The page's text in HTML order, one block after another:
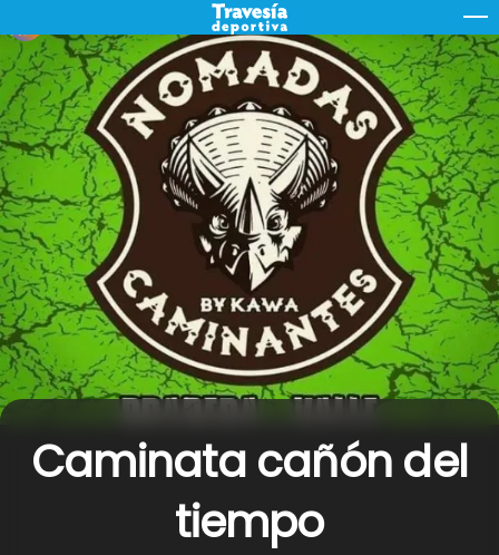
to
content
Caminata cañón del
tiempo